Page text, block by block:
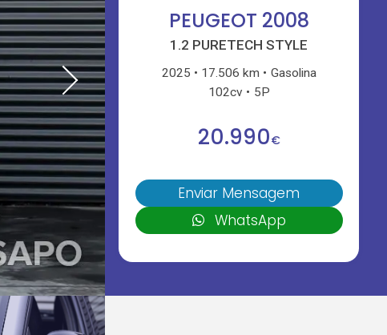
PEUGEOT 2008
1.2 PURETECH STYLE
2025 17.506 km
Gasolina
102cv
5P
20.990€
Enviar Mensagem
WhatsApp